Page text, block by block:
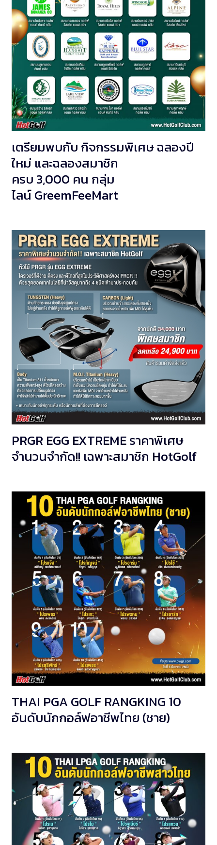
เตรียมพบกับ กิจกรรมพิเศษ ฉลองปี
ใหม่ และฉลองสมาชิก
ครบ 3,000 คน กลุ่ม
ไลน์ GreemFeeMart
PRGR EGG EXTREME ราคาพิเศษ
จำนวนจำกัด!! เฉพาะสมาชิก HotGolf
THAI PGA GOLF RANGKING 10
อันดับนักกอล์ฟอาชีพไทย (ชาย)